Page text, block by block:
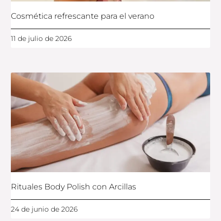
Cosmética refrescante para el verano
11 de julio de 2026
Rituales Body Polish con Arcillas
24 de junio de 2026